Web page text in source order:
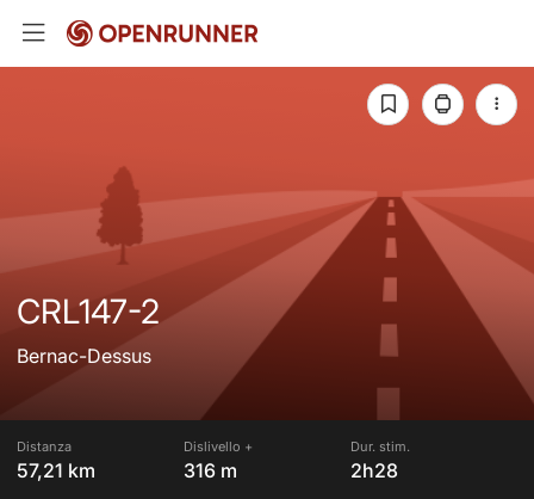
CRL147-2
Bernac-Dessus
Distanza
57,21 km
Dislivello +
316 m
Dur. stim.
2h28